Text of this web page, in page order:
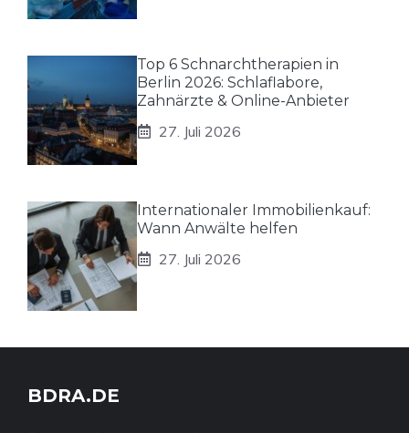
Top 6 Schnarchtherapien in
Berlin 2026: Schlaflabore,
Zahnärzte & Online-Anbieter
27. Juli 2026
Internationaler Immobilienkauf:
Wann Anwälte helfen
27. Juli 2026
BDRA.DE